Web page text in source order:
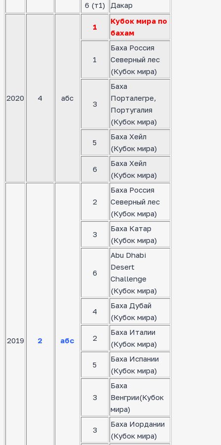
6 (т1)
Дакар
2020 4 абс
1
Кубок мира по
бахам
1
Баха Россия
Северный лес
(Кубок мира)
3
Баха
Порталегре,
Португалия
(Кубок мира)
5
Баха Хейл
(Кубок мира)
6
Баха Хейл
(Кубок мира)
2019 2 абс
2
Баха Россия
Северный лес
(Кубок мира)
3
Баха Катар
(Кубок мира)
6
Abu Dhabi
Desert
Challenge
(Кубок мира)
4
Баха Дубай
(Кубок мира)
2
Баха Италии
(Кубок мира)
5
Баха Испании
(Кубок мира)
3
Баха
Венгрии(Кубок
мира)
3
Баха Иордании
(Кубок мира)